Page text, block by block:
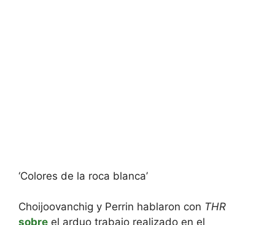
‘Colores de la roca blanca’
Choijoovanchig y Perrin hablaron con THR
sobre el arduo trabajo realizado en el